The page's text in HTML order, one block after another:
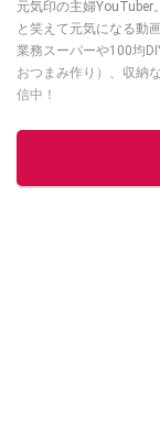
元気印の主婦YouTuber
と笑えて元気になる動
業務スーパーや100均
おつまみ作り）、収納
信中！